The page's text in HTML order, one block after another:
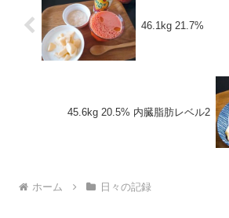
46.1kg 21.7%
45.6kg 20.5% 内臓脂肪レベル2
ホーム 日々の記録